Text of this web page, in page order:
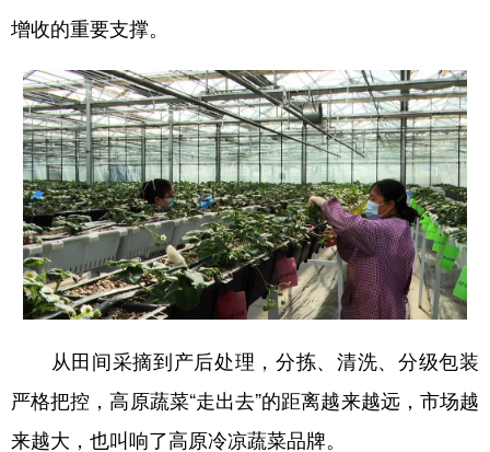
增收的重要支撑。
从田间采摘到产后处理，分拣、清洗、分级包装
严格把控，高原蔬菜“走出去”的距离越来越远，市场越
来越大，也叫响了高原冷凉蔬菜品牌。